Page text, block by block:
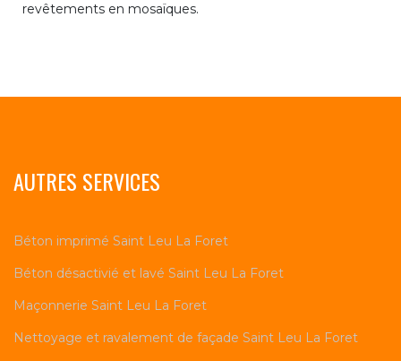
revêtements en mosaïques.
AUTRES SERVICES
Béton imprimé Saint Leu La Foret
Béton désactivié et lavé Saint Leu La Foret
Maçonnerie Saint Leu La Foret
Nettoyage et ravalement de façade Saint Leu La Foret